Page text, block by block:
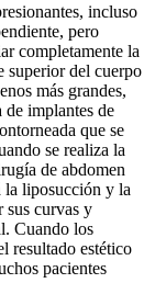
incluso
pero
completamente la
superior del cuerpo
más grandes,
implantes de
que se
se realiza la
de abdomen
la liposucción y la
sus curvas y
Cuando los
resultado estético
pacientes